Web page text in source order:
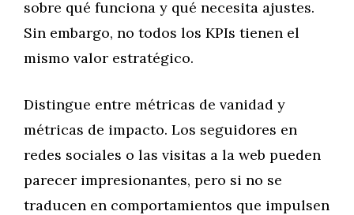
sobre qué funciona y qué necesita ajustes.
Sin embargo, no todos los KPIs tienen el
mismo valor estratégico.
Distingue entre métricas de vanidad y
métricas de impacto. Los seguidores en
redes sociales o las visitas a la web pueden
parecer impresionantes, pero si no se
traducen en comportamientos que impulsen